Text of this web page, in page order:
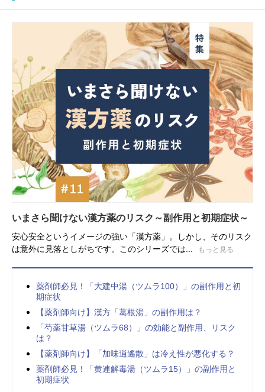
いまさら聞けない漢方薬のリスク～副作用と初期症状～
安心安全というイメージの強い「漢方薬」。しかし、そのリスク
は意外に見落としがちです。このシリーズでは...
もっと見る
薬剤師必見！「大建中湯（ツムラ100）」の副作用と初
期症状
【薬剤師向け】漢方「葛根湯」の副作用は？
「芍薬甘草湯（ツムラ68）」の効能と副作用、リスク
は？
【薬剤師向け】「加味逍遙散」は冷え性が悪化する？
薬剤師必見！「黄連解毒湯（ツムラ15）」の副作用と
初期症状